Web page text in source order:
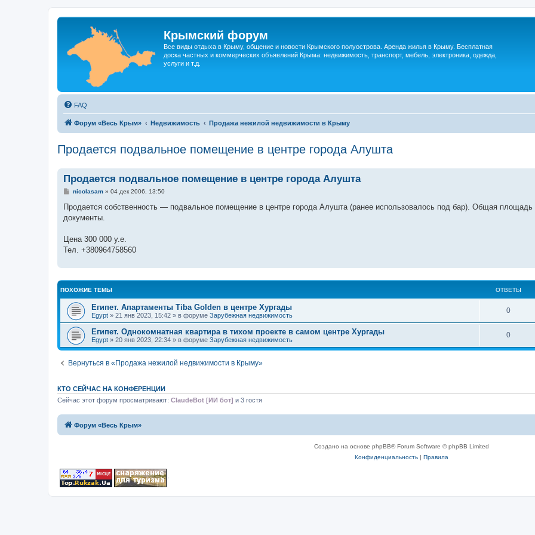
Крымский форум
Все виды отдыха в Крыму, общение и новости Крымского полуострова. Аренда жилья в Крыму. Бесплатная
доска частных и коммерческих объявлений Крыма: недвижимость, транспорт, мебель, электроника, одежда,
услуги и т.д.
FAQ
Форум «Весь Крым» Недвижимость Продажа нежилой недвижимости в Крыму
Продается подвальное помещение в центре города Алушта
Продается подвальное помещение в центре города Алушта
С
о
щ
и
е
nicolasam» 04 дек 2006, 13:50
Продается собственность — подвальное помещение в центре города Алушта (ранее использовалось под бар). Общая
документы.
Цена 300 000 у.е.
Тел. +380964758560
ПОХОЖИЕ ТЕМЫ ОТВЕТЫ
Египет. Апартаменты Tiba Golden в центре Хургады
Egypt » 21 янв 2023, 15:42 » в форуме Зарубежная недвижимость
0
Египет. Однокомнатная квартира в тихом проекте в самом центре Хургады
Egypt » 20 янв 2023, 22:34 » в форуме Зарубежная недвижимость
0
Вернуться в «Продажа нежилой недвижимости в Крыму»
КТО СЕЙЧАС НА КОНФЕРЕНЦИИ
Сейчас этот форум просматривают: ClaudeBot [ИИ бот] и 3 гостя
Форум «Весь Крым»
Создано на основе phpBB® Forum Software © phpBB Limited
Конфиденциальность| Правила